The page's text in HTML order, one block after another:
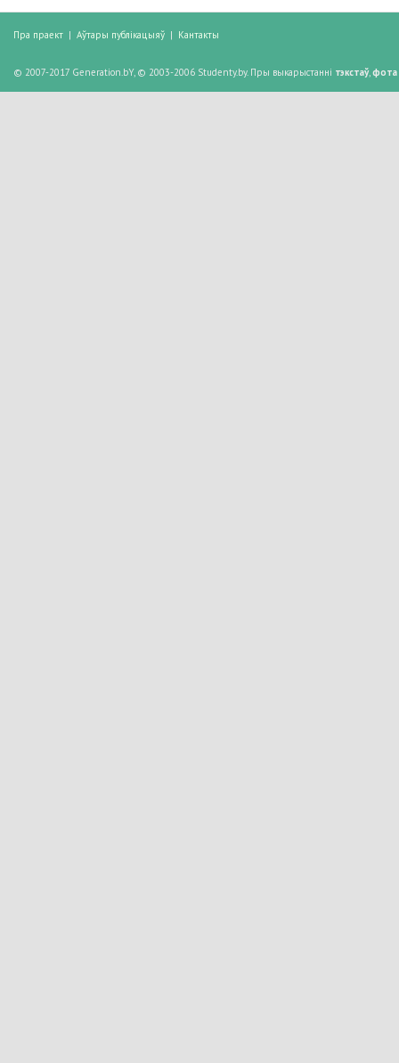
Пра праект | Аўтары публікацыяў | Кантакты
© 2007-2017 Generation.bY, © 2003-2006 Studenty.by. Пры выкарыстанні тэкстаў, фота